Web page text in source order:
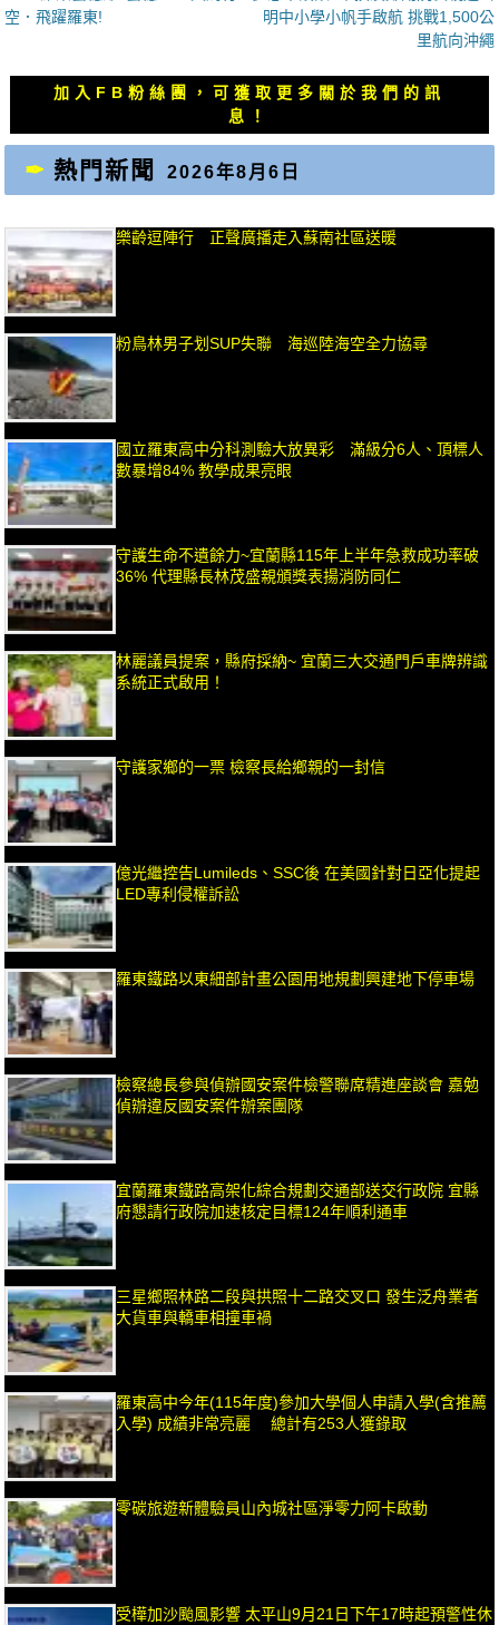
導
一
空．飛躍羅東!
章：
明中小學小帆手啟航 挑戰1,500公
里航向沖繩
加入FB粉絲團，可獲取更多關於我們的訊
息！
熱門新聞 2026年8月6日
樂齡逗陣行 正聲廣播走入蘇南社區送暖
粉鳥林男子划SUP失聯 海巡陸海空全力協尋
國立羅東高中分科測驗大放異彩 滿級分6人、頂標人
數暴增84% 教學成果亮眼
守護生命不遺餘力~宜蘭縣115年上半年急救成功率破
36% 代理縣長林茂盛親頒獎表揚消防同仁
林麗議員提案，縣府採納~ 宜蘭三大交通門戶車牌辨識
系統正式啟用！
守護家鄉的一票 檢察長給鄉親的一封信
億光繼控告Lumileds、SSC後 在美國針對日亞化提起
LED專利侵權訴訟
羅東鐵路以東細部計畫公園用地規劃興建地下停車場
檢察總長參與偵辦國安案件檢警聯席精進座談會 嘉勉
偵辦違反國安案件辦案團隊
宜蘭羅東鐵路高架化綜合規劃交通部送交行政院 宜縣
府懇請行政院加速核定目標124年順利通車
三星鄉照林路二段與拱照十二路交叉口 發生泛舟業者
大貨車與轎車相撞車禍
羅東高中今年(115年度)參加大學個人申請入學(含推薦
入學) 成績非常亮麗 總計有253人獲錄取
零碳旅遊新體驗員山內城社區淨零力阿卡啟動
受樺加沙颱風影響 太平山9月21日下午17時起預警性休